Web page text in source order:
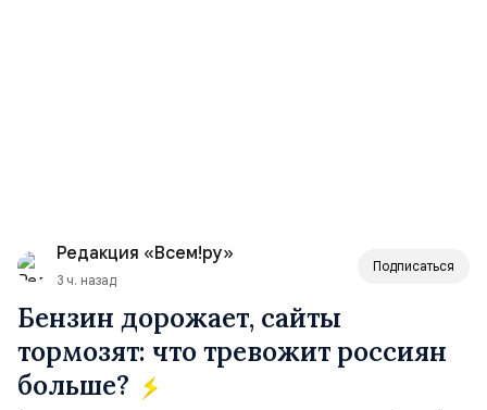
Редакция «Всем!ру»
3 ч. назад
Подписаться
Бензин дорожает, сайты
тормозят: что тревожит россиян
больше?